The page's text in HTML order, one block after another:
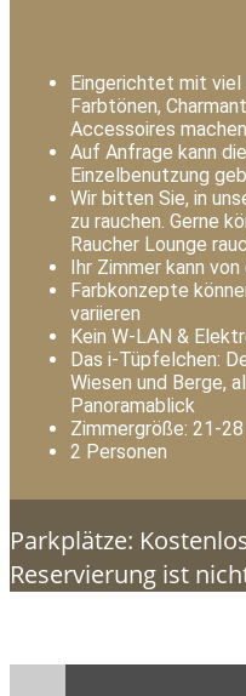
Eingerichtet mit
Farbtönen,
Accessoires
Auf Anfrage kann
Einzelbenutzung
Wir bitten Sie, in
zu rauchen. Gerne
Raucher Lounge
Ihr Zimmer kann
Farbkonzepte
variieren
Kein W-LAN &
Das i-Tüpfelchen:
Wiesen und Berge,
Panoramablick
Zimmergröße: 21-28
2 Personen
Parkplätze:
Reservierung ist